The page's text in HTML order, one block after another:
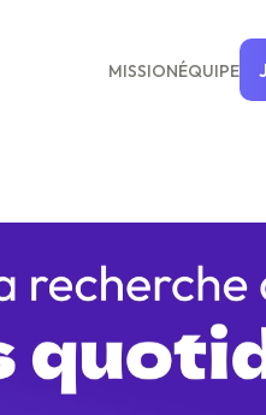
MISSIONÉQUIPE